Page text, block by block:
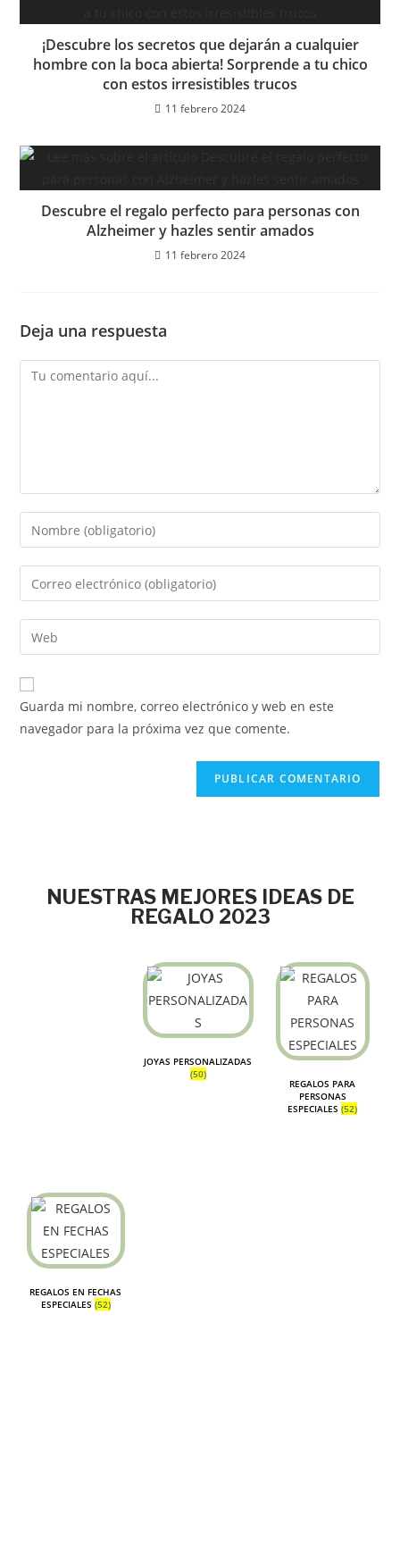
¡Descubre los secretos que dejarán a cualquier
hombre con la boca abierta! Sorprende a tu chico
con estos irresistibles trucos
11 febrero 2024
Descubre el regalo perfecto para personas con
Alzheimer y hazles sentir amados
11 febrero 2024
Deja una respuesta
Guarda mi nombre, correo electrónico y web en este
navegador para la próxima vez que comente.
NUESTRAS MEJORES IDEAS DE
REGALO 2023
JOYAS PERSONALIZADAS
(50)
REGALOS PARA
PERSONAS
ESPECIALES(52)
REGALOS EN FECHAS
ESPECIALES (52)